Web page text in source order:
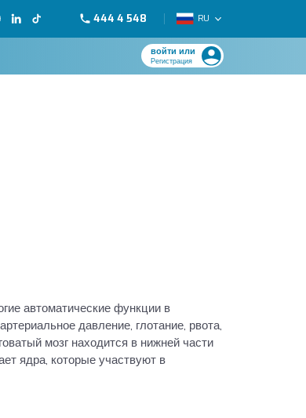
444 4 548 RU
войти или
Регистрация
автоматические функции в
давление, глотание, рвота,
мозг находится в нижней части
ядра, которые участвуют в